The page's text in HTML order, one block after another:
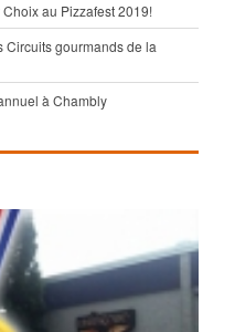
au Pizzafest 2019!
gourmands de la
à Chambly